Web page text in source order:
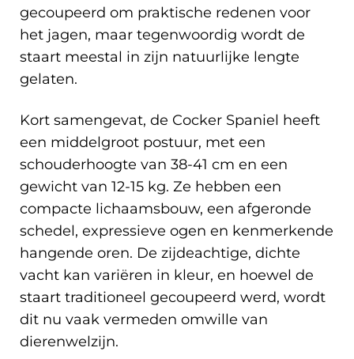
gecoupeerd om praktische redenen voor
het jagen, maar tegenwoordig wordt de
staart meestal in zijn natuurlijke lengte
gelaten.
Kort samengevat, de Cocker Spaniel heeft
een middelgroot postuur, met een
schouderhoogte van 38-41 cm en een
gewicht van 12-15 kg. Ze hebben een
compacte lichaamsbouw, een afgeronde
schedel, expressieve ogen en kenmerkende
hangende oren. De zijdeachtige, dichte
vacht kan variëren in kleur, en hoewel de
staart traditioneel gecoupeerd werd, wordt
dit nu vaak vermeden omwille van
dierenwelzijn.